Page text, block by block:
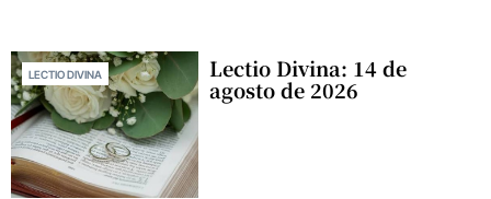
LECTIO DIVINA Lectio Divina: 14 de
agosto de 2026